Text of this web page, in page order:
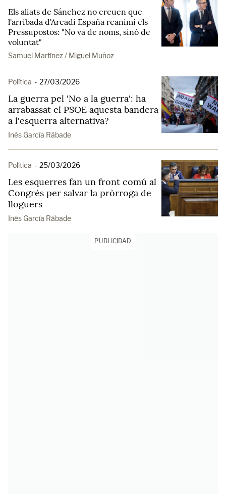
Els aliats de Sánchez no creuen que
l'arribada d'Arcadi España reanimi els
Pressupostos: "No va de noms, sinó de
voluntat"
Samuel Martínez / Miguel Muñoz
Política - 27/03/2026
La guerra pel 'No a la guerra': ha
arrabassat el PSOE aquesta bandera
a l'esquerra alternativa?
Inés García Rábade
Política - 25/03/2026
Les esquerres fan un front comú al
Congrés per salvar la pròrroga de
lloguers
Inés García Rábade
PUBLICIDAD